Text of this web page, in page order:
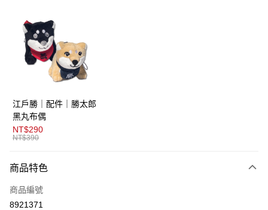
LINE Pay
AFTEE先享後付
【關於「AFTEE先享後付」】
便利好安心！
１．簡單：不需註冊會員、不需綁卡、不需儲值。
２．便利：只要手機號碼，簡訊認證，即可結帳。
３．安心：先確認商品／服務後，再付款。
１．於結帳方式選擇「AFTEE先享後付」後，將跳轉至「AFTEE先享後付」
２．訂單成立數日內，您將收到繳費通知簡訊。
３．收到繳費通知簡訊後14天內，點擊此簡訊中的連結，可透過四大超商／
運送方式
全家取貨付款
免運費
江戶勝｜配件｜勝太郎
黑丸布偶
NT$290
NT$390
商品特色
商品編號
8921371